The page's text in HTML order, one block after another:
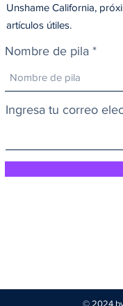
Unshame California,
artículos útiles.
Nombre de pila
Ingresa tu correo
© 2024